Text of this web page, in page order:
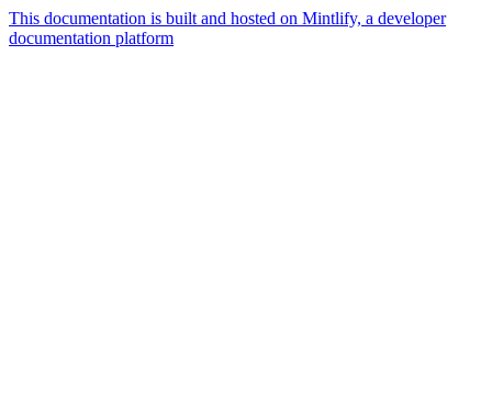
This documentation is built and hosted on Mintlify, a developer
documentation platform